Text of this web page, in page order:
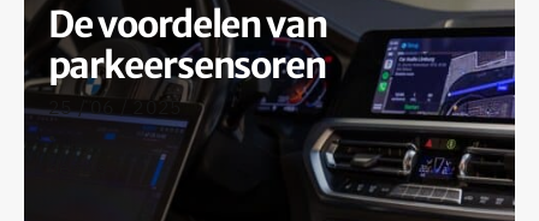
De voordelen van
parkeersensoren
25 / 06 / 2025
•